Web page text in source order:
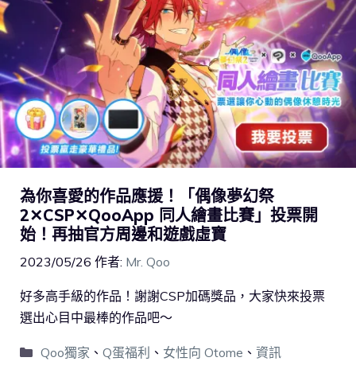
為你喜愛的作品應援！「偶像夢幻祭
2✕CSP✕QooApp 同人繪畫比賽」投票開
始！再抽官方周邊和遊戲虛寶
2023/05/26 作者: Mr. Qoo
好多高手級的作品！謝謝CSP加碼獎品，大家快來投票
選出心目中最棒的作品吧～
Qoo獨家 、 Q蛋福利 、 女性向 Otome 、 資訊